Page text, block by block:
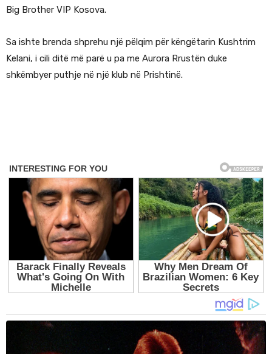
Big Brother VIP Kosova.
Sa ishte brenda shprehu një pëlqim për këngëtarin Kushtrim
Kelani, i cili ditë më parë u pa me Aurora Rrustën duke
shkëmbyer puthje në një klub në Prishtinë.